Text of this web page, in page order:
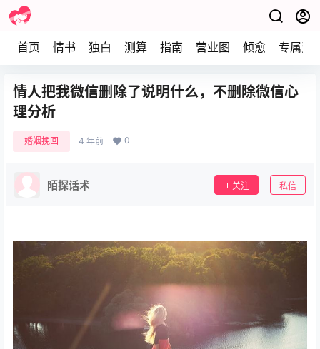
首页 情书 独白 测算 指南 营业图 倾愈 专属资
情人把我微信删除了说明什么，不删除微信心
理分析
婚姻挽回 4 年前 0
陌探话术 关注 私信